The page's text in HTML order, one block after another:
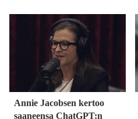
Annie Jacobsen kertoo
saaneensa ChatGPT:n